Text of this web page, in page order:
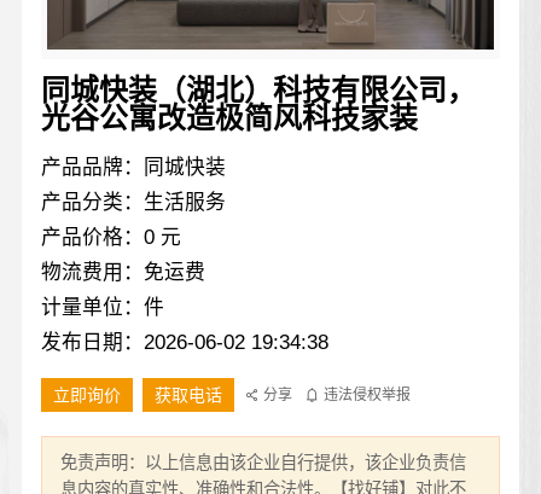
同城快装（湖北）科技有限公司，
光谷公寓改造极简风科技家装
产品品牌：同城快装
产品分类：生活服务
产品价格：0 元
物流费用：免运费
计量单位：件
发布日期：2026-06-02 19:34:38
立即询价 获取电话 分享 违法侵权举报
免责声明：以上信息由该企业自行提供，该企业负责信
息内容的真实性、准确性和合法性。【找好铺】对此不